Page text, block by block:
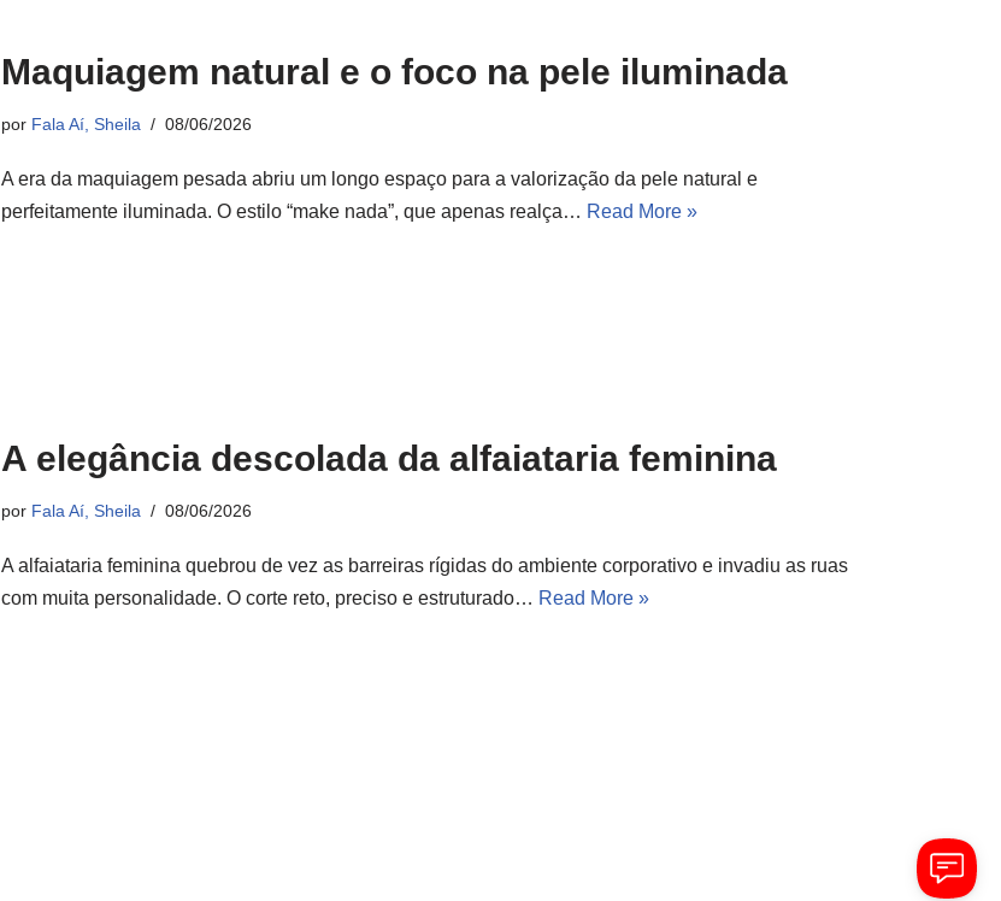
Maquiagem natural e o foco na pele iluminada
por Fala Aí, Sheila 08/06/2026
A era da maquiagem pesada abriu um longo espaço para a valorização da pele natural e
perfeitamente iluminada. O estilo “make nada”, que apenas realça… Read More »
A elegância descolada da alfaiataria feminina
por Fala Aí, Sheila 08/06/2026
A alfaiataria feminina quebrou de vez as barreiras rígidas do ambiente corporativo e invadiu as ruas
com muita personalidade. O corte reto, preciso e estruturado… Read More »